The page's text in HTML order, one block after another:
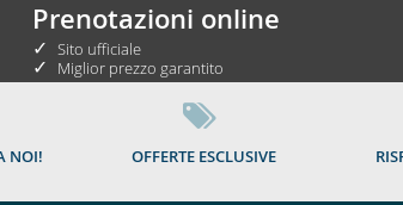
Prenotazioni online
✓ Sito ufficiale
✓ Miglior prezzo garantito
NOI! OFFERTE ESCLUSIVE